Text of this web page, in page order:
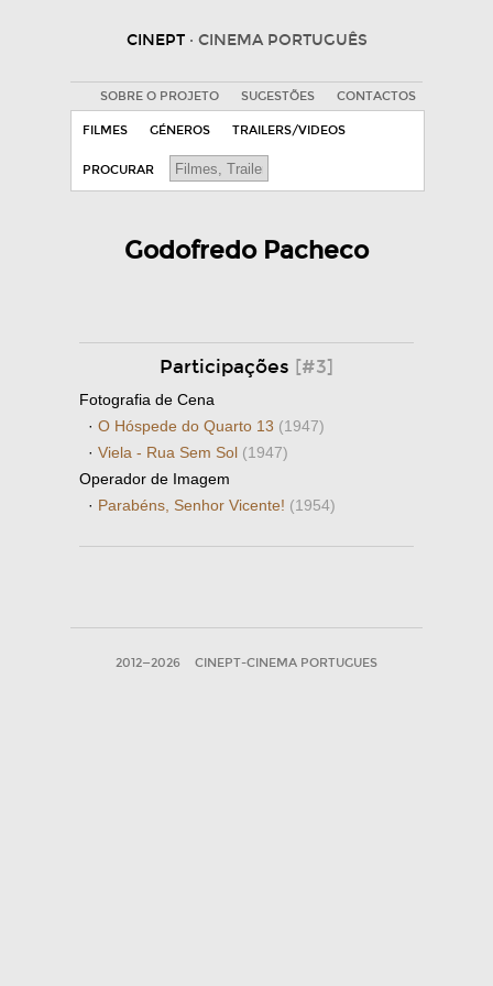
CINEPT · CINEMA PORTUGUÊS
SOBRE O PROJETO SUGESTÕES CONTACTOS
FILMES GÉNEROS TRAILERS/VIDEOS
PROCURAR
Godofredo Pacheco
Participações [#3]
Fotografia de Cena
· O Hóspede do Quarto 13 (1947)
· Viela - Rua Sem Sol (1947)
Operador de Imagem
· Parabéns, Senhor Vicente! (1954)
2012—2026 CINEPT-CINEMA PORTUGUES